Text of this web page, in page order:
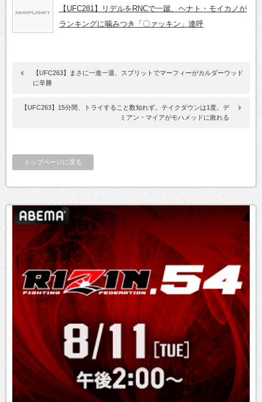
【UFC281】リデルをRNCで一蹴、ヘナト・モイカノが
ランキングに噛みつき「〇ァッキン」連呼
【UFC263】まさに一進一退、スプリットでマーフィーがカルダーウッド
に辛勝
【UFC263】15分間、トライすること数知れず。テイクダウンは1度。デ
ミアン・マイアがモハメッドに敗れる
トップページに戻る